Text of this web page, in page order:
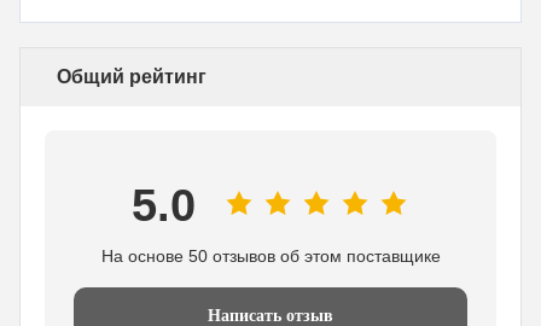
Общий рейтинг
5.0
На основе 50 отзывов об этом поставщике
Написать отзыв